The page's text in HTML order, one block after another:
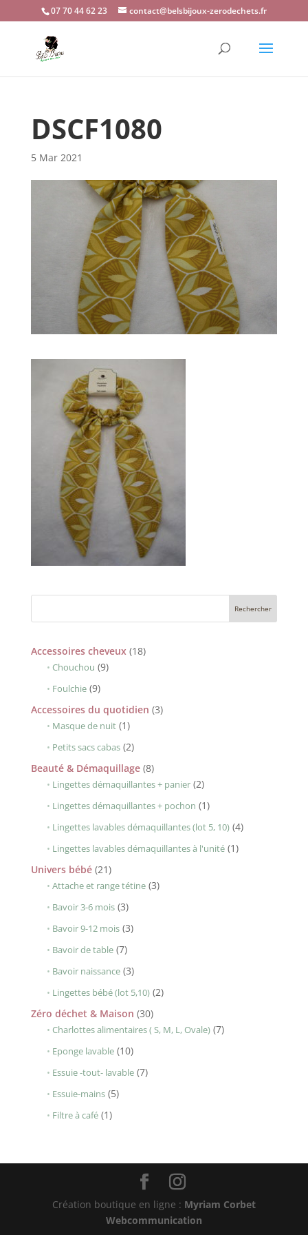
07 70 44 62 23 contact@belsbijoux-zerodechets.fr
DSCF1080
5 Mar 2021
Accessoires cheveux 1818
Chouchou 99
Foulchie 99
produits
Accessoires du quotidien 33
Masque de nuit 11
produit
Petits sacs cabas 22
produits
Beauté & Démaquillage 88
produits
Lingettes démaquillantes + panier 22
produits
Lingettes démaquillantes + pochon 11
produit
Lingettes lavables démaquillantes (lot 5, 10) 44
Lingettes lavables démaquillantes à l'unité 11
Univers bébé 2121
produits
Attache et range tétine 33
Bavoir 3-6 mois 33
produits
Bavoir 9-12 mois 33
Bavoir de table 77
produits
Bavoir naissance 33
produits
Lingettes bébé (lot 5,10) 22
Zéro déchet & Maison 3030
produits
Charlottes alimentaires ( S, M, L, Ovale) 77
Eponge lavable 1010
produits
Essuie -tout- lavable 77
Essuie-mains 55
Filtre à café 11
Création boutique en ligne : Myriam Corbet
Webcommunication